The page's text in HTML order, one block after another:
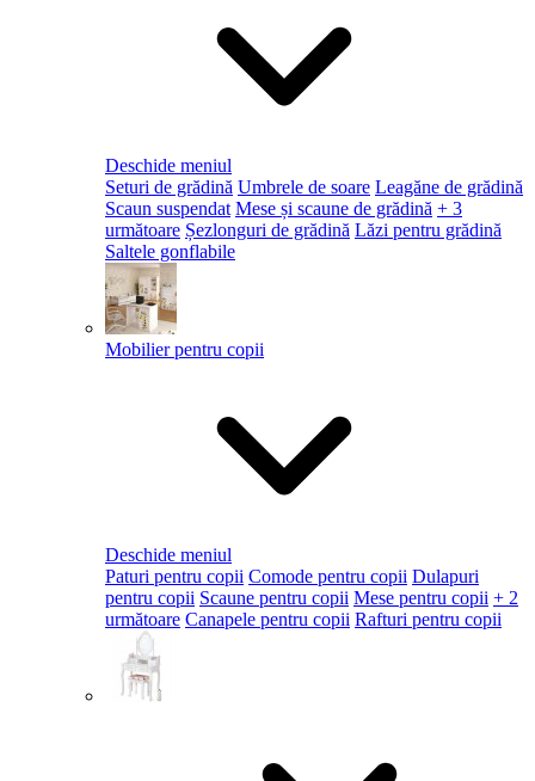
Deschide meniul
Seturi de grădină Umbrele de soare Leagăne de grădină
Scaun suspendat Mese și scaune de grădină + 3
următoare Șezlonguri de grădină Lăzi pentru grădină
Saltele gonflabile
Mobilier pentru copii
Deschide meniul
Paturi pentru copii Comode pentru copii Dulapuri
pentru copii Scaune pentru copii Mese pentru copii + 2
următoare Canapele pentru copii Rafturi pentru copii